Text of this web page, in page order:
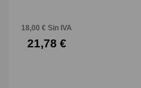
18,00 € Sin IVA
21,78 €